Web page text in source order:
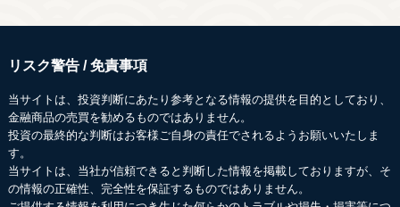
リスク警告 / 免責事項
当サイトは、投資判断にあたり参考となる情報の提供を目的としており、
金融商品の売買を勧めるものではありません。
投資の最終的な判断はお客様ご自身の責任でされるようお願いいたしま
す。
当サイトは、当社が信頼できると判断した情報を掲載しておりますが、そ
の情報の正確性、完全性を保証するものではありません。